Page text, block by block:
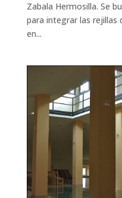
Zabala Hermosilla. Se
para integrar las rejillas
en...